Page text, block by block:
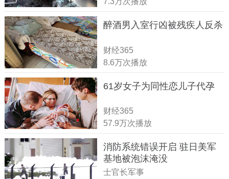
醉酒男入室行凶被残疾人反杀
财经365
8.6万次播放
61岁女子为同性恋儿子代孕
财经365
57.9万次播放
消防系统错误开启 驻日美军
基地被泡沫淹没
士官长军事